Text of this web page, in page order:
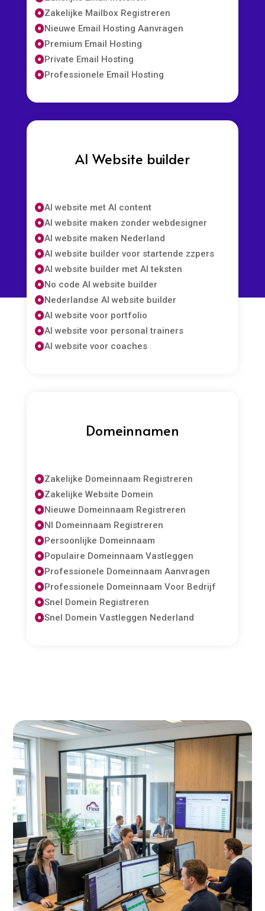
Zakelijke Mailbox Registreren
Nieuwe Email Hosting Aanvragen
Premium Email Hosting
Private Email Hosting
Professionele Email Hosting
AI Website builder
AI website met AI content
AI website maken zonder webdesigner
AI website maken Nederland
AI website builder voor startende zzpers
AI website builder met AI teksten
No code AI website builder
Nederlandse AI website builder
AI website voor portfolio
AI website voor personal trainers
AI website voor coaches
Domeinnamen
Zakelijke Domeinnaam Registreren
Zakelijke Website Domein
Nieuwe Domeinnaam Registreren
Nl Domeinnaam Registreren
Persoonlijke Domeinnaam
Populaire Domeinnaam Vastleggen
Professionele Domeinnaam Aanvragen
Professionele Domeinnaam Voor Bedrijf
Snel Domein Registreren
Snel Domein Vastleggen Nederland